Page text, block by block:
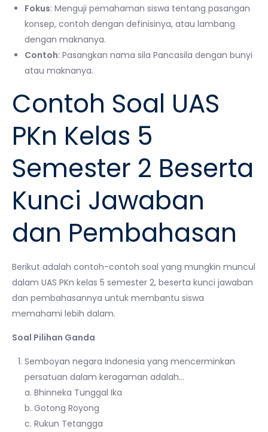
Fokus: Menguji pemahaman siswa tentang pasangan
konsep, contoh dengan definisinya, atau lambang
dengan maknanya.
Contoh: Pasangkan nama sila Pancasila dengan bunyi
atau maknanya.
Contoh Soal UAS
PKn Kelas 5
Semester 2 Beserta
Kunci Jawaban
dan Pembahasan
Berikut adalah contoh-contoh soal yang mungkin muncul
dalam UAS PKn kelas 5 semester 2, beserta kunci jawaban
dan pembahasannya untuk membantu siswa
memahami lebih dalam.
Soal Pilihan Ganda
Semboyan negara Indonesia yang mencerminkan
persatuan dalam keragaman adalah…
a. Bhinneka Tunggal Ika
b. Gotong Royong
c. Rukun Tetangga